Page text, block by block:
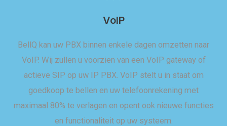
VoIP
BellQ kan uw PBX binnen enkele dagen omzetten naar
VoIP. Wij zullen u voorzien van een VoIP gateway of
actieve SIP op uw IP PBX. VoIP stelt u in staat om
goedkoop te bellen en uw telefoonrekening met
maximaal 80% te verlagen en opent ook nieuwe functies
en functionaliteit op uw systeem.